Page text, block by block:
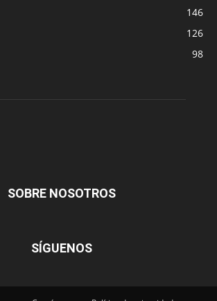
146
126
98
SOBRE NOSOTROS
SÍGUENOS